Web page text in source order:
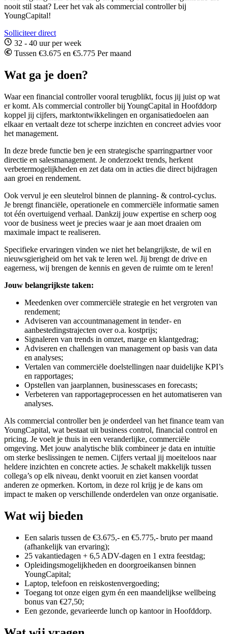
nooit stil staat? Leer het vak als commercial controller bij
YoungCapital!
Solliciteer direct
32 - 40 uur per week
Tussen €3.675 en €5.775 Per maand
Wat ga je doen?
Waar een financial controller vooral terugblikt, focus jij juist op wat
er komt. Als commercial controller bij YoungCapital in Hoofddorp
koppel jij cijfers, marktontwikkelingen en organisatiedoelen aan
elkaar en vertaalt deze tot scherpe inzichten en concreet advies voor
het management.
In deze brede functie ben je een strategische sparringpartner voor
directie en salesmanagement. Je onderzoekt trends, herkent
verbetermogelijkheden en zet data om in acties die direct bijdragen
aan groei en rendement.
Ook vervul je een sleutelrol binnen de planning- & control-cyclus.
Je brengt financiële, operationele en commerciële informatie samen
tot één overtuigend verhaal. Dankzij jouw expertise en scherp oog
voor de business weet je precies waar je aan moet draaien om
maximale impact te realiseren.
Specifieke ervaringen vinden we niet het belangrijkste, de wil en
nieuwsgierigheid om het vak te leren wel. Jij brengt de drive en
eagerness, wij brengen de kennis en geven de ruimte om te leren!
Jouw belangrijkste taken:
Meedenken over commerciële strategie en het vergroten van
rendement;
Adviseren van accountmanagement in tender- en
aanbestedingstrajecten over o.a. kostprijs;
Signaleren van trends in omzet, marge en klantgedrag;
Adviseren en challengen van management op basis van data
en analyses;
Vertalen van commerciële doelstellingen naar duidelijke KPI’s
en rapportages;
Opstellen van jaarplannen, businesscases en forecasts;
Verbeteren van rapportageprocessen en het automatiseren van
analyses.
Als commercial controller ben je onderdeel van het finance team van
YoungCapital, wat bestaat uit business control, financial control en
pricing. Je voelt je thuis in een veranderlijke, commerciële
omgeving. Met jouw analytische blik combineer je data en intuïtie
om sterke beslissingen te nemen. Cijfers vertaal jij moeiteloos naar
heldere inzichten en concrete acties. Je schakelt makkelijk tussen
collega’s op elk niveau, denkt vooruit en ziet kansen voordat
anderen ze opmerken. Kortom, in deze rol krijg je de kans om
impact te maken op verschillende onderdelen van onze organisatie.
Wat wij bieden
Een salaris tussen de €3.675,- en €5.775,- bruto per maand
(afhankelijk van ervaring);
25 vakantiedagen + 6,5 ADV-dagen en 1 extra feestdag;
Opleidingsmogelijkheden en doorgroeikansen binnen
YoungCapital;
Laptop, telefoon en reiskostenvergoeding;
Toegang tot onze eigen gym én een maandelijkse wellbeing
bonus van €27,50;
Een gezonde, gevarieerde lunch op kantoor in Hoofddorp.